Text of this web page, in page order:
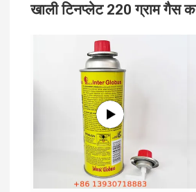
खाली टिनप्लेट 220 ग्राम गैस